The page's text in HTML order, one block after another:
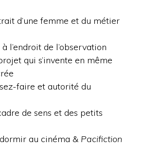
d’une femme et du métier
l’endroit de l’observation
qui s’invente en même
faire et autorité du
de sens et des petits
au cinéma & Pacifiction